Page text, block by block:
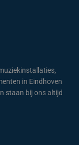
in Eindhoven
staan bij ons altijd